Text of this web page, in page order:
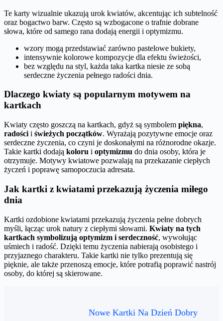
Te karty wizualnie ukazują urok kwiatów, akcentując ich subtelność
oraz bogactwo barw. Często są wzbogacone o trafnie dobrane
słowa, które od samego rana dodają energii i optymizmu.
wzory mogą przedstawiać zarówno pastelowe bukiety,
intensywnie kolorowe kompozycje dla efektu świeżości,
bez względu na styl, każda taka kartka niesie ze sobą
serdeczne życzenia pełnego radości dnia.
Dlaczego kwiaty są popularnym motywem na
kartkach
Kwiaty często goszczą na kartkach, gdyż są symbolem piękna,
radości i świeżych początków. Wyrażają pozytywne emocje oraz
serdeczne życzenia, co czyni je doskonałymi na różnorodne okazje.
Takie kartki dodają koloru i optymizmu do dnia osoby, która je
otrzymuje. Motywy kwiatowe pozwalają na przekazanie ciepłych
życzeń i poprawę samopoczucia adresata.
Jak kartki z kwiatami przekazują życzenia miłego
dnia
Kartki ozdobione kwiatami przekazują życzenia pełne dobrych
myśli, łącząc urok natury z ciepłymi słowami. Kwiaty na tych
kartkach symbolizują optymizm i serdeczność, wywołując
uśmiech i radość. Dzięki temu życzenia nabierają osobistego i
przyjaznego charakteru. Takie kartki nie tylko prezentują się
pięknie, ale także przenoszą emocje, które potrafią poprawić nastrój
osoby, do której są skierowane.
Nowe Kartki Na Dzień Dobry